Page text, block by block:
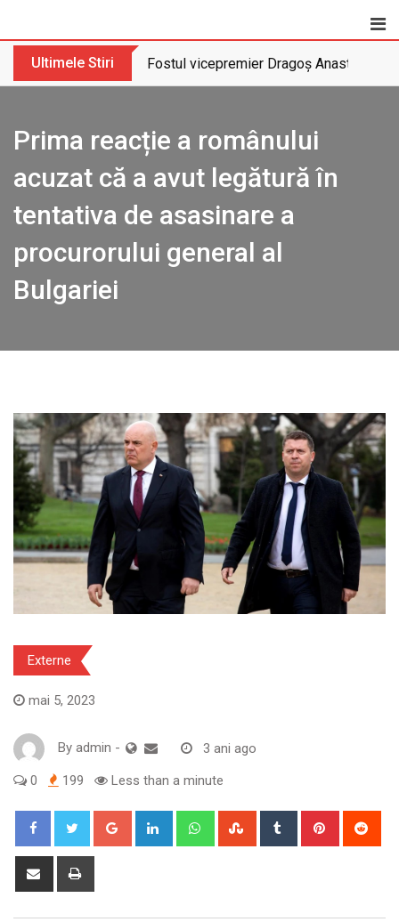
Ultimele Stiri Fostul vicepremier Dragoș Anastasiu
Prima reacție a românului
acuzat că a avut legătură în
tentativa de asasinare a
procurorului general al
Bulgariei
Externe
mai 5, 2023
By admin - 3 ani ago
0 199 Less than a minute
Google+ LinkedIn WhatsappStumbleUpon
Tumblr Pinterest
Share